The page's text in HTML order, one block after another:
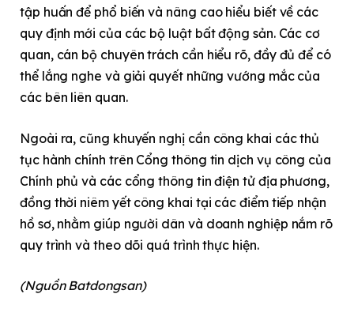
tập huấn để phổ biến và nâng cao hiểu biết về các
quy định mới của các bộ luật bất động sản. Các cơ
quan, cán bộ chuyên trách cần hiểu rõ, đầy đủ để có
thể lắng nghe và giải quyết những vướng mắc của
các bên liên quan.
Ngoài ra, cũng khuyến nghị cần công khai các thủ
tục hành chính trên Cổng thông tin dịch vụ công của
Chính phủ và các cổng thông tin điện tử địa phương,
đồng thời niêm yết công khai tại các điểm tiếp nhận
hồ sơ, nhằm giúp người dân và doanh nghiệp nắm rõ
quy trình và theo dõi quá trình thực hiện.
(Nguồn Batdongsan)